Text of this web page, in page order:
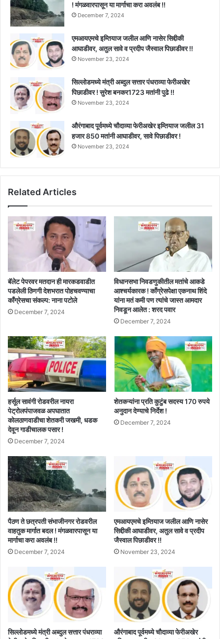
! मंगळवारपासून या मार्गाचा करा अवलंब !!
December 7, 2024
एमआयएमचे इम्तियाज जलील आणि नासेर सिद्दीकी
आघाडीवर, अतुल सावे व प्रदीप जैस्वाल पिछाडीवर !!
November 23, 2024
सिल्लोडमध्ये मंत्री अब्दुल सत्तार पंधराव्या फेरीअखेर
पिछाडीवर ! सुरेश बनकर1723 मतांनी पुढे !!
November 23, 2024
औरंगाबाद पूर्वमध्ये चौदाव्या फेरीअखेर इम्तियाज जलील 31
हजार 850 मतांनी आघाडीवर, सावे पिछाडीवर !
November 23, 2024
Related Articles
बॅलेट पेपरवर मतदान ही मारकडवाडीत
पडलेली ठिणगी देशभरात पोहचवण्याचा
काँग्रेसचा संकल्प: नाना पटोले
December 7, 2024
विधानसभा निवडणुकीतील मतांचे आकडे
आश्चर्यकारक ! काँग्रेसपेक्षा एकनाथ शिंदे
यांना मतं कमी पण त्यांचे जास्त आमदार
निवडून आलेत : शरद पवार
December 7, 2024
हर्सूल सावंगी रोडवरील नायरा
पेट्रोलपंपाजवळ अपघातात
कोलठाणवाडीचा शेतकरी जखमी, धडक
देवून गाडीचालक पसार !
December 7, 2024
शेतकऱ्यांना प्रति कुटुंब सदस्य 170 रुपये
अनुदान देण्याचे निर्देश !
December 7, 2024
पैठण ते छत्रपती संभाजीनगर रोडवरील
वाहतुक मार्गात बदल ! मंगळवारपासून या
मार्गाचा करा अवलंब !!
December 7, 2024
एमआयएमचे इम्तियाज जलील आणि नासेर
सिद्दीकी आघाडीवर, अतुल सावे व प्रदीप
जैस्वाल पिछाडीवर !!
November 23, 2024
सिल्लोडमध्ये मंत्री अब्दुल सत्तार पंधराव्या
औरंगाबाद पूर्वमध्ये चौदाव्या फेरीअखेर